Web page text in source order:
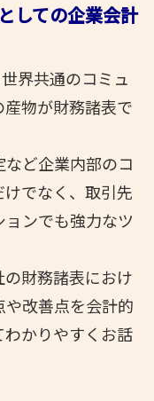
しての企業会計
界共通のコミュ
物が財務諸表で
ど企業内部のコ
でなく、取引先
ンでも強力なツ
財務諸表におけ
改善点を会計的
かりやすくお話